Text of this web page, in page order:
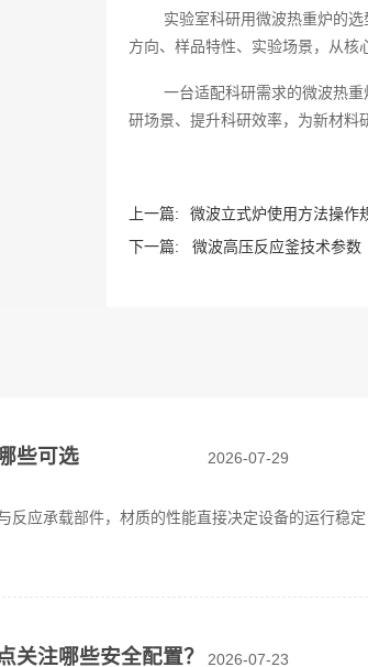
实验室科研用微波热重炉的
方向、样品特性、实验场景，从核
一台适配科研需求的微波热
研场景、提升科研效率，为新材料
上一篇:
微波立式炉使用方法操作
下一篇:
微波高压反应釜技术参数
些可选
反应承载部件，材质的性能直接决定设备的运行稳定
2026-07-29
关注哪些安全配置？ 2026-07-23